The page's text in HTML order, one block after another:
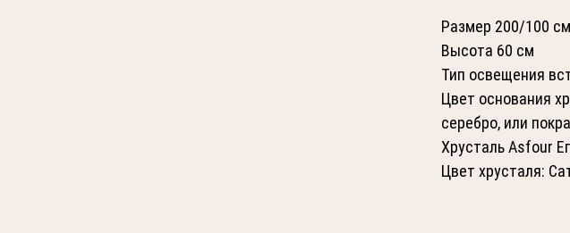
Размер 200/100 см
Высота 60 см
Тип освещения
Цвет основания
серебро, или
Хрусталь Asfour
Цвет хрусталя: